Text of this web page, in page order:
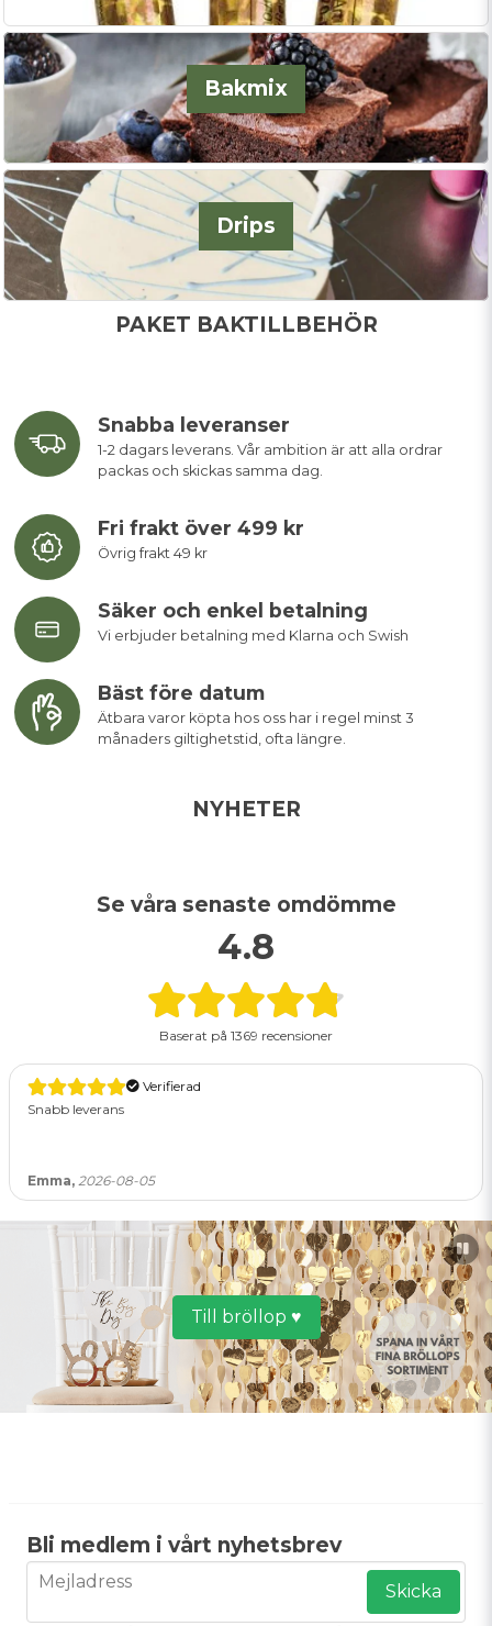
Bakmix
Drips
PAKET BAKTILLBEHÖR
Snabba leveranser
1-2 dagars leverans. Vår ambition är att alla ordrar
packas och skickas samma dag.
Fri frakt över 499 kr
Övrig frakt 49 kr
Säker och enkel betalning
Vi erbjuder betalning med Klarna och Swish
Bäst före datum
Ätbara varor köpta hos oss har i regel minst 3
månaders giltighetstid, ofta längre.
NYHETER
Se våra senaste omdömme
4.8
Baserat på 1369 recensioner
Verifierad
Snabb leverans
Emma, 2026-08-05
Till bröllop ♥️
Bli medlem i vårt nyhetsbrev
email
Mejladress Skicka